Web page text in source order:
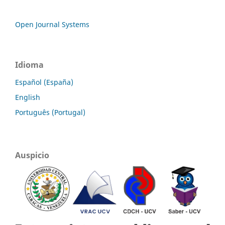
Open Journal Systems
Idioma
Español (España)
English
Português (Portugal)
Auspicio